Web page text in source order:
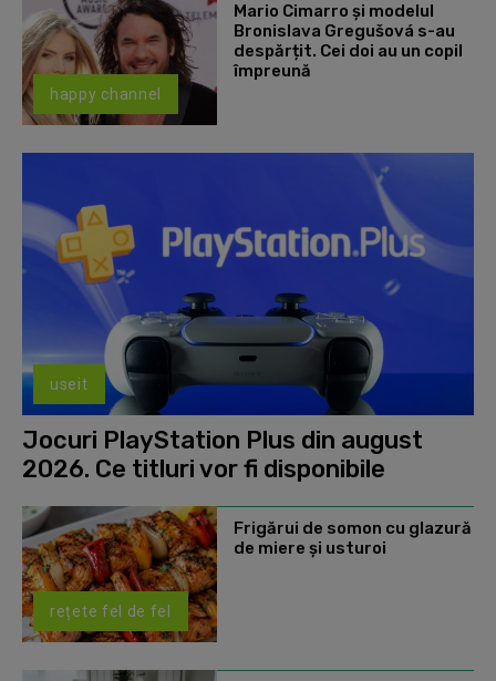
happy channel
Mario Cimarro și modelul
Bronislava Gregušová s-au
despărțit. Cei doi au un copil
împreună
useit
Jocuri PlayStation Plus din august
2026. Ce titluri vor fi disponibile
rețete fel de fel
Frigărui de somon cu glazură
de miere și usturoi